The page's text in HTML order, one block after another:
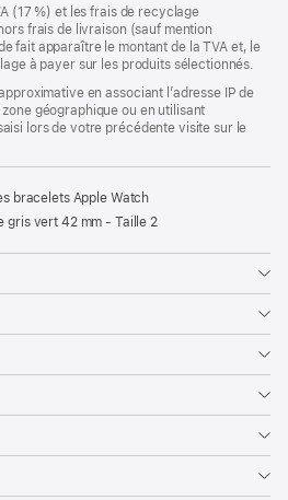
(17 %) et les frais de recyclage
frais de livraison (sauf mention
fait apparaître le montant de la TVA et, le
à payer sur les produits sélectionnés.
en associant l’adresse IP de
géographique ou en utilisant
lors de votre précédente visite sur le
bracelets Apple Watch
gris vert 42 mm - Taille 2